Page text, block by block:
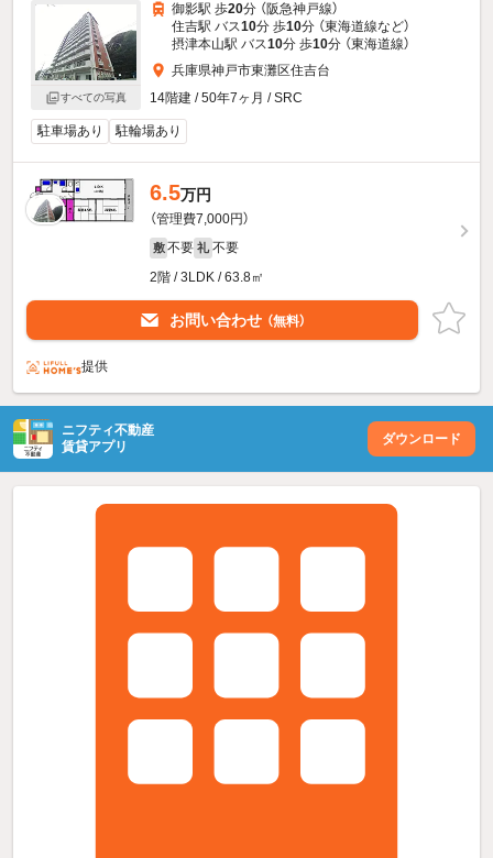
すべての写真
御影駅 歩20分 （阪急神戸線）
住吉駅 バス10分 歩10分 （東海道線など）
摂津本山駅 バス10分 歩10分 （東海道線）
兵庫県神戸市東灘区住吉台
14階建 / 50年7ヶ月 / SRC
駐車場あり 駐輪場あり
6.5万円
（管理費7,000円）
敷 不要 礼 不要
2階 / 3LDK / 63.8㎡
お問い合わせ （無料）
提供
ニフティ不動産
賃貸アプリ
ダウンロード